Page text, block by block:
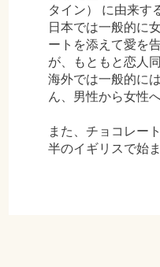
タイン） に由来す
日本では一般的に
ートを添えて愛を
が、もともと恋人
海外では一般的に
ん、男性から女性
また、チョコレー
半のイギリスで始